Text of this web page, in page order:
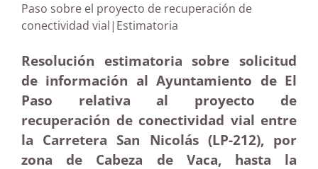
Paso sobre el proyecto de recuperación de
conectividad vial|Estimatoria
Resolución estimatoria sobre solicitud
de información al Ayuntamiento de El
Paso relativa al proyecto de
recuperación de conectividad vial entre
la Carretera San Nicolás (LP-212), por
zona de Cabeza de Vaca, hasta la